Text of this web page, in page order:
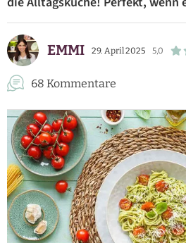
EMMI 29. April 2025 5,0
68 Kommentare